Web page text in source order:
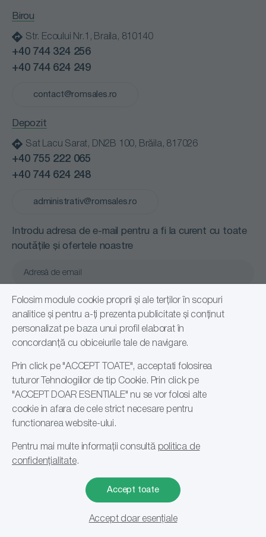
Filtrare si sortare
Instituții publice
Retail
Transport
Politică de confidențialitate
Birou
Str. Ecoului Nr.1, Braila, 810140
+40 744 324 256
+40 744 624 249
contact@romsales.ro
Depozit
Sat Lacu Sarat, DN2B 100, Brăila, 817026
+40 755 222 065
+40 744 624 248
administrativ@romsales.ro
Introdu adresa de e-mail pentru a fi la curent cu toate
noutățile și ofertele noastre
Confirm că am citit și sunt de acord cu
Politică de confidențialitate
Abonare
© 2026 Romsales Distribution SRL, RO24108191
Folosim module cookie proprii și ale terților în scopuri
analitice și pentru a-ți prezenta publicitate și conținut
personalizat pe baza unui profil elaborat în
concordanță cu obiceiurile tale de navigare.
Prin click pe "ACCEPT TOATE", acceptati folosirea
tuturor Tehnologiilor de tip Cookie. Prin click pe
"ACCEPT DOAR ESENTIALE" nu se vor folosi alte
cookie in afara de cele strict necesare pentru
functionarea website-ului.
Pentru mai multe informații consultă politica de
confidențialitate.
Accept toate
Accept doar esențiale